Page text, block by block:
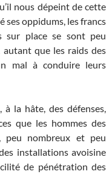
nous dépeint de cette
ses oppidums, les francs
sur place se sont peu
que les raids des
mal à conduire leurs
la hâte, des défenses,
que les hommes des
peu nombreux et peu
installations avoisine
de pénétration des